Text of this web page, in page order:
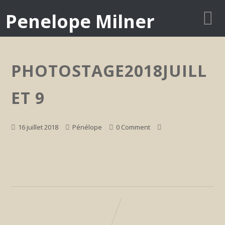
Penelope Milner
PHOTOSTAGE2018JUILL
ET 9
16 juillet 2018 Pénélope 0 Comment